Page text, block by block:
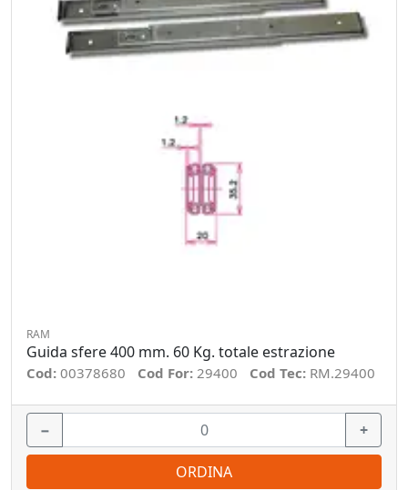
RAM
Guida sfere 400 mm. 60 Kg. totale estrazione
Cod: 00378680 Cod For: 29400 Cod Tec: RM.29400
− +
ORDINA